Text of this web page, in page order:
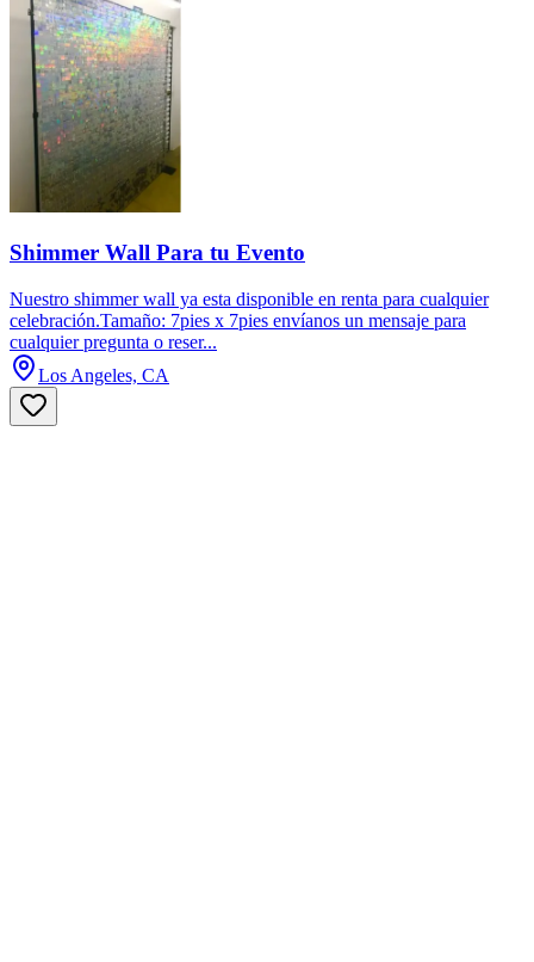
Shimmer Wall Para tu Evento
Nuestro shimmer wall ya esta disponible en renta para cualquier
celebración.Tamaño: 7pies x 7pies envíanos un mensaje para
cualquier pregunta o reser...
Los Angeles, CA